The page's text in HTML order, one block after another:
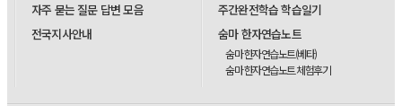
자주 묻는 질문 답변 모음
전국지사안내
주간완전학습 학습일기
숨마 한자연습노트
숨마 한자연습노트(베타)
숨마 한자연습노트 체험후기